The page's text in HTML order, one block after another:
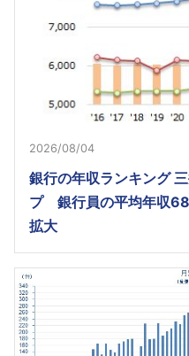
2026/08/04
銀行の年収ランキング
プ 銀行員の平均年収
拡大